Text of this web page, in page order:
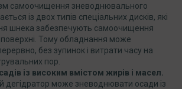
самоочищення зневоднювального
із двох типів спеціальних дисків, які
шнека забезпечують самоочищення
поверхні. Тому обладнання може
без зупинок і витрати часу на
пор.
із високим вмістом жирів і масел.
дегідратор може зневоднювати осади із